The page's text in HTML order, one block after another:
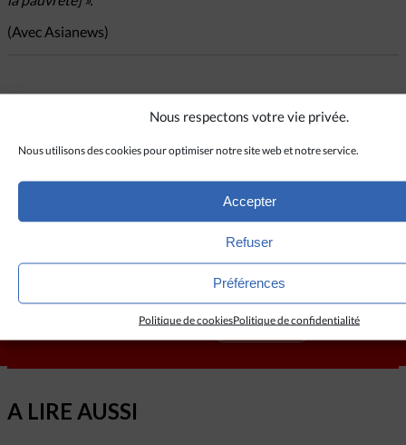
Nous respectons votre vie privée.
Nous utilisons des cookies pour optimiser notre site web et notre service.
Accepter
Refuser
Préférences
Politique de cookiesPolitique de confidentialité
(Avec Asianews)
wallpaperflare.com
A LIRE AUSSI